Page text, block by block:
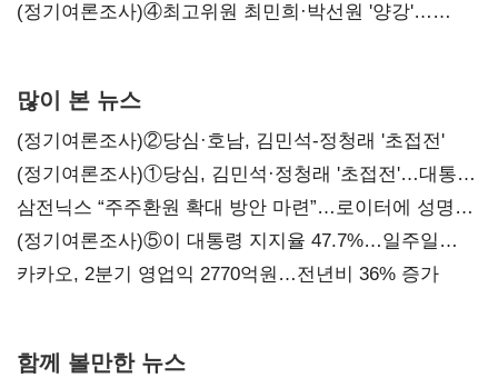
'한 자릿수'
(정기여론조사)④최고위원 최민희·박선원 '양강'…
많이 본 뉴스
(정기여론조사)②당심·호남, 김민석-정청래 '초접전'
(정기여론조사)①당심, 김민석·정청래 '초접전'…대통령
지지도 '50% 아래로'(종합)
삼전닉스 “주주환원 확대 방안 마련”…로이터에 성명
보내
(정기여론조사)⑤이 대통령 지지율 47.7%…일주일
만에 다시 40%대
카카오, 2분기 영업익 2770억원…전년비 36% 증가
함께 볼만한 뉴스